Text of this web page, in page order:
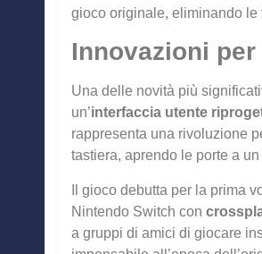
gioco originale, eliminando le
Innovazioni
Una delle novità più
un’interfaccia utente
rappresenta una rivoluzione
tastiera, aprendo le porte a
Il gioco debutta per la prima
Nintendo Switch con
a gruppi di amici di giocare